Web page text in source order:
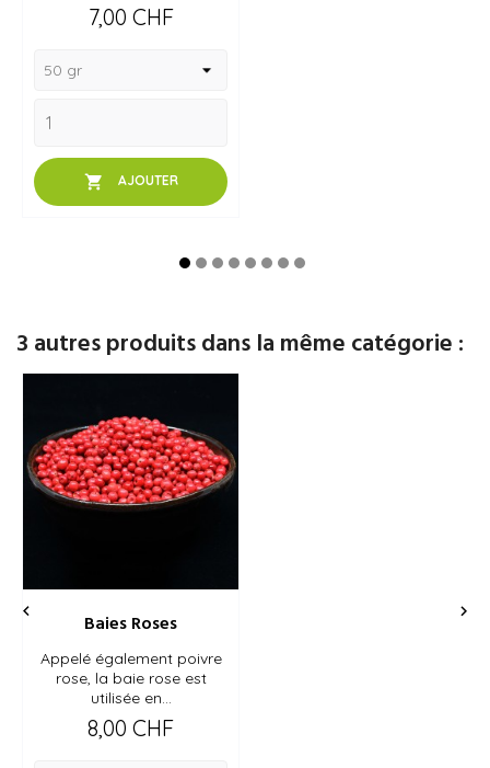
Prix
7,00 CHF
 AJOUTER
3 autres produits dans la même catégorie :
Baies Roses
Appelé également poivre
rose, la baie rose est
utilisée en...
Prix
8,00 CHF
 